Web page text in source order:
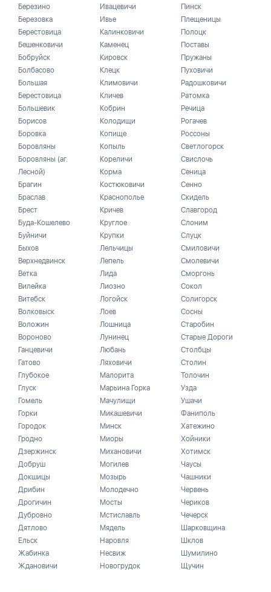
Березино
Березовка
Берестовица
Бешенковичи
Бобруйск
Болбасово
Большая
Берестовица
Большевик
Борисов
Боровка
Боровляны
Боровляны (аг.
Лесной)
Брагин
Браслав
Брест
Буда-Кошелево
Буйничи
Быхов
Верхнедвинск
Ветка
Вилейка
Витебск
Волковыск
Воложин
Вороново
Ганцевичи
Гатово
Глубокое
Глуск
Гомель
Горки
Городок
Гродно
Дзержинск
Добруш
Докшицы
Дрибин
Дрогичин
Дубровно
Дятлово
Ельск
Жабинка
Ждановичи
Ивацевичи
Ивье
Калинковичи
Каменец
Кировск
Клецк
Климовичи
Кличев
Кобрин
Колодищи
Копище
Копыль
Кореличи
Корма
Костюковичи
Краснополье
Кричев
Круглое
Крупки
Лельчицы
Лепель
Лида
Лиозно
Логойск
Лоев
Лошница
Лунинец
Любань
Ляховичи
Малорита
Марьина Горка
Мачулищи
Микашевичи
Минск
Миоры
Михановичи
Могилев
Мозырь
Молодечно
Мосты
Мстиславль
Мядель
Наровля
Несвиж
Новогрудок
Пинск
Плещеницы
Полоцк
Поставы
Пружаны
Пуховичи
Радошковичи
Ратомка
Речица
Рогачев
Россоны
Светлогорск
Свислочь
Сеница
Сенно
Скидель
Славгород
Слоним
Слуцк
Смиловичи
Смолевичи
Сморгонь
Сокол
Солигорск
Сосны
Старобин
Старые Дороги
Столбцы
Столин
Толочин
Узда
Ушачи
Фаниполь
Хатежино
Хойники
Хотимск
Чаусы
Чашники
Червень
Чериков
Чечерск
Шарковщина
Шклов
Шумилино
Щучин